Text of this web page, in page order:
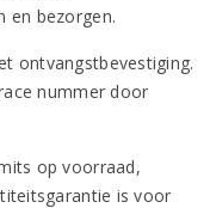
en bezorgen.
ontvangstbevestiging.
nummer door
op voorraad,
is voor